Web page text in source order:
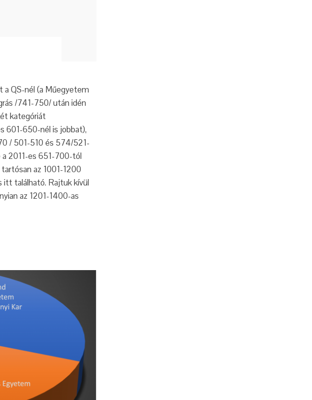
QS-nél (a Műegyetem
/741-750/ után idén
kategóriát
601-650-nél is jobbat),
/ 501-510 és 574/521-
a 2011-es 651-700-tól
az 1001-1200
itt található. Rajtuk kívül
az 1201-1400-as